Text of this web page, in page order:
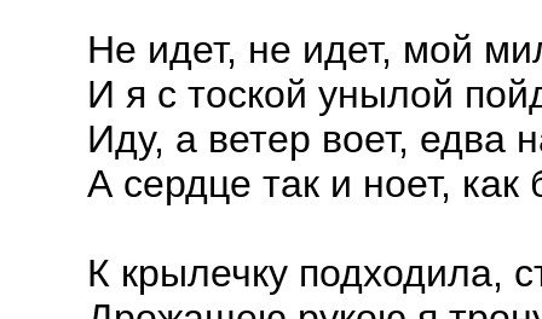
Не идет, не идет, мой
И я с тоской унылой
Иду, а ветер воет, едва
А сердце так и ноет,
К крылечку подходила,